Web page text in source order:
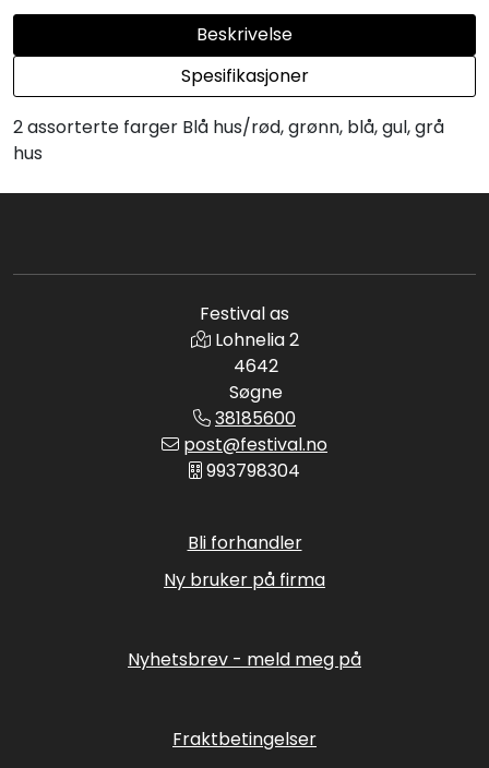
Beskrivelse
Spesifikasjoner
2 assorterte farger Blå hus/rød, grønn, blå, gul, grå
hus
Festival as
Lohnelia 2
4642
Søgne
38185600
post@festival.no
993798304
Bli forhandler
Ny bruker på firma
Nyhetsbrev - meld meg på
Fraktbetingelser